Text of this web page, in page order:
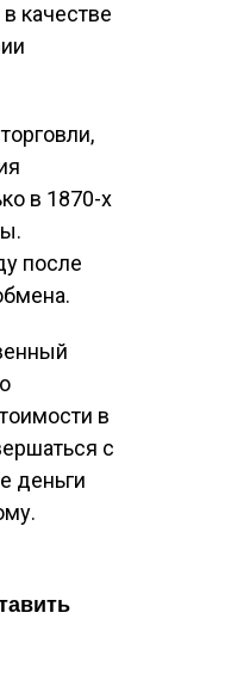
качестве
в 1870-х
после
в
с
деньги